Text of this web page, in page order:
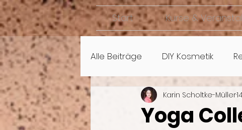
Start Kurse &
Alle Beiträge DIY Kosmetik
Yoga
Karin Scholtke-Müller